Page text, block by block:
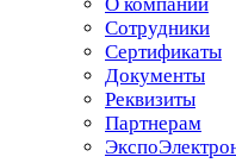
Сотрудники
Сертификаты
Документы
Реквизиты
Партнерам